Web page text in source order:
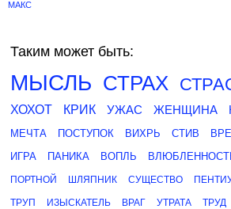
МАКС
Таким может быть:
МЫСЛЬ СТРАХ
ХОХОТ
КРИК УЖАС ЖЕНЩИНА
МЕЧТА
ПОСТУПОК ВИХРЬ СТИВ
ИГРА
ПАНИКА ВОПЛЬ
ПОРТНОЙ ШЛЯПНИК СУЩЕСТВО
ТРУП ИЗЫСКАТЕЛЬ ВРАГ УТРАТА ТРУД